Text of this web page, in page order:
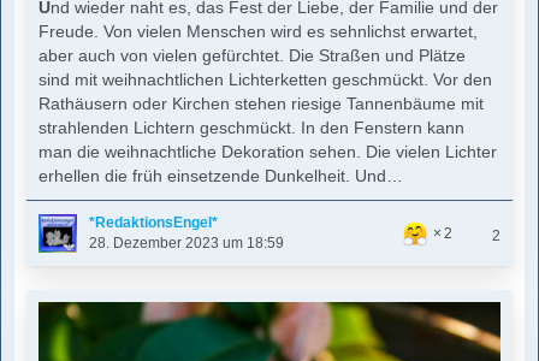
Und wieder naht es, das Fest der Liebe, der Familie und der
Freude. Von vielen Menschen wird es sehnlichst erwartet,
aber auch von vielen gefürchtet. Die Straßen und Plätze
sind mit weihnachtlichen Lichterketten geschmückt. Vor den
Rathäusern oder Kirchen stehen riesige Tannenbäume mit
strahlenden Lichtern geschmückt. In den Fenstern kann
man die weihnachtliche Dekoration sehen. Die vielen Lichter
erhellen die früh einsetzende Dunkelheit. Und…
*RedaktionsEngel*
28. Dezember 2023 um 18:59
2 2